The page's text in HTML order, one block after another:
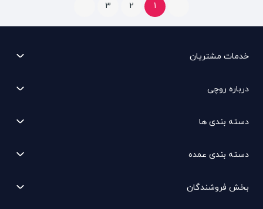
1
2
3
خدمات مشتریان
درباره روچی
دسته بندی ها
دسته بندی عمده
بخش فروشندگان